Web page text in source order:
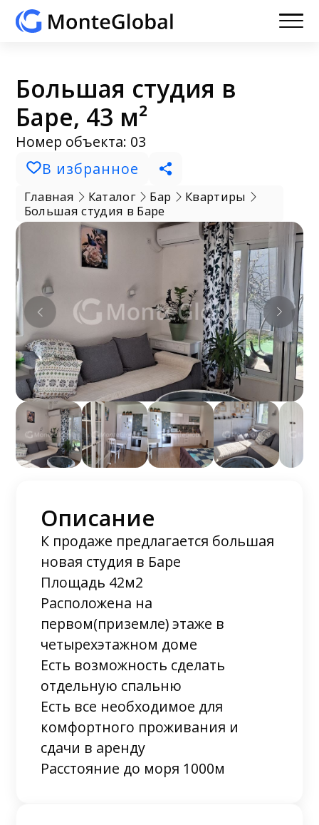
Большая студия в
Баре, 43 м²
Номер объекта: 03
В избранное
Главная Каталог Бар
Квартиры
Большая студия в Баре
Описание
К продаже предлагается большая
новая студия в Баре
Площадь 42м2
Расположена на
первом(приземле) этаже в
четырехэтажном доме
Есть возможность сделать
отдельную спальню
Есть все необходимое для
комфортного проживания и
сдачи в аренду
Расстояние до моря 1000м